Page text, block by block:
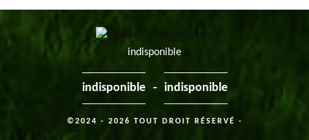
indisponible
indisponible - indisponible
©2024 - 2026 TOUT DROIT RÉSERVÉ -